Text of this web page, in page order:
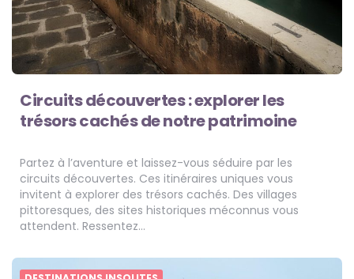
Circuits découvertes : explorer les
trésors cachés de notre patrimoine
Partez à l’aventure et laissez-vous séduire par les
circuits découvertes. Ces itinéraires uniques vous
invitent à explorer des trésors cachés. Des villages
pittoresques, des sites historiques méconnus vous
attendent. Ressentez…